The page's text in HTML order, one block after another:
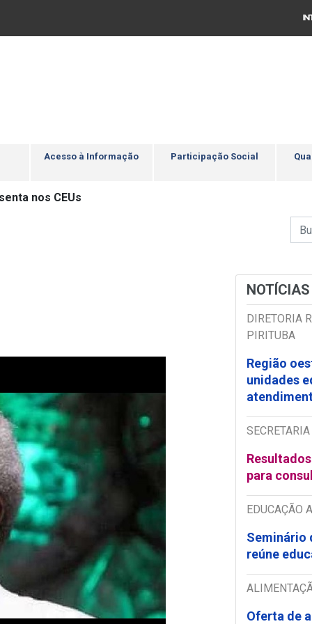
Acesso à Informação Participação Social
nos CEUs
DIRETORIA
PIRITUBA
Região
unidades
para
EDUCAÇÃO
Seminário
reúne
Oferta de